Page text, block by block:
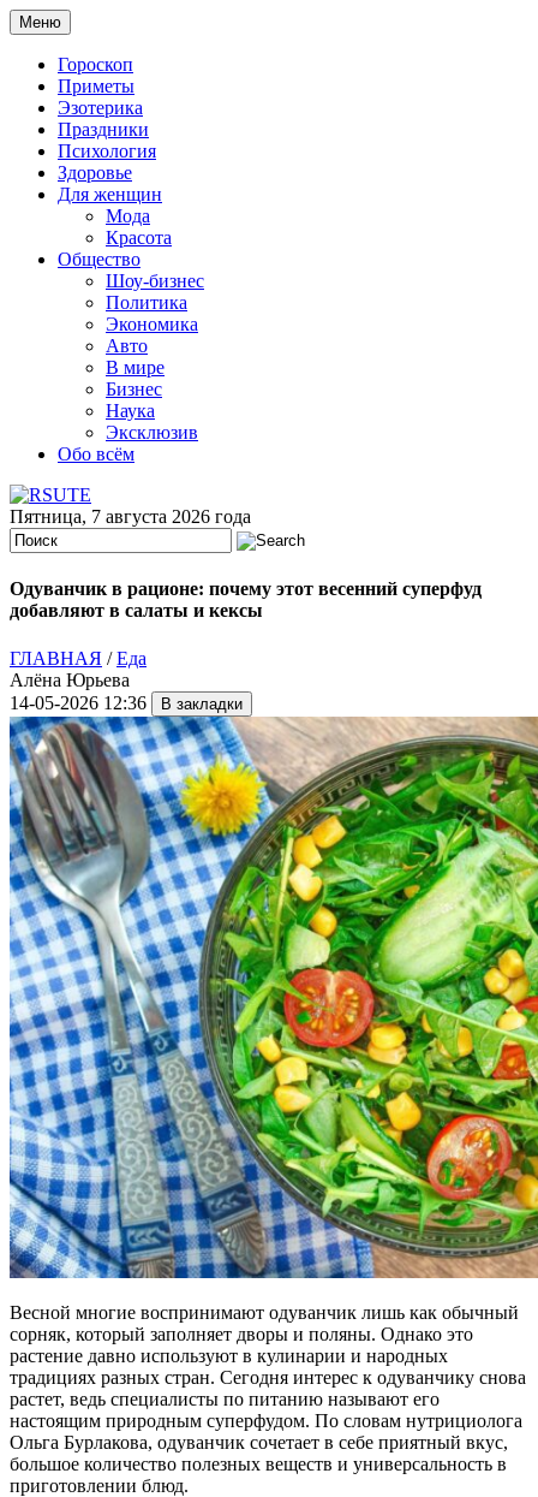
Меню
Гороскоп
Приметы
Эзотерика
Праздники
Психология
Здоровье
Для женщин
Мода
Красота
Общество
Шоу-бизнес
Политика
Экономика
Авто
В мире
Бизнес
Наука
Эксклюзив
Обо всём
Пятница, 7 августа 2026 года
Одуванчик в рационе: почему этот весенний суперфуд
добавляют в салаты и кексы
ГЛАВНАЯ /Еда
Алёна Юрьева
14-05-2026 12:36
Весной многие воспринимают одуванчик лишь как обычный
сорняк, который заполняет дворы и поляны. Однако это
растение давно используют в кулинарии и народных
традициях разных стран. Сегодня интерес к одуванчику снова
растет, ведь специалисты по питанию называют его
настоящим природным суперфудом. По словам нутрициолога
Ольга Бурлакова, одуванчик сочетает в себе приятный вкус,
большое количество полезных веществ и универсальность в
приготовлении блюд.